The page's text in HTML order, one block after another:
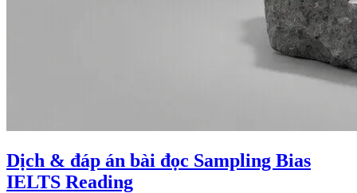
Dịch & đáp án bài đọc Sampling Bias
IELTS Reading